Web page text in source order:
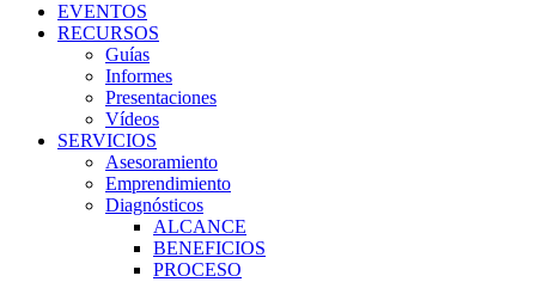
EVENTOS
RECURSOS
Guías
Informes
Presentaciones
Vídeos
SERVICIOS
Asesoramiento
Emprendimiento
Diagnósticos
ALCANCE
BENEFICIOS
PROCESO